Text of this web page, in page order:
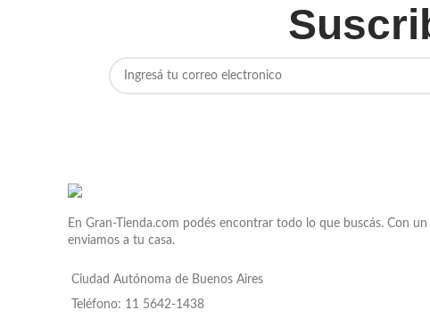
En Gran-Tienda.com podés encontrar todo lo que buscás. Con
enviamos a tu casa.
Ciudad Autónoma de Buenos Aires
Teléfono: 11 5642-1438